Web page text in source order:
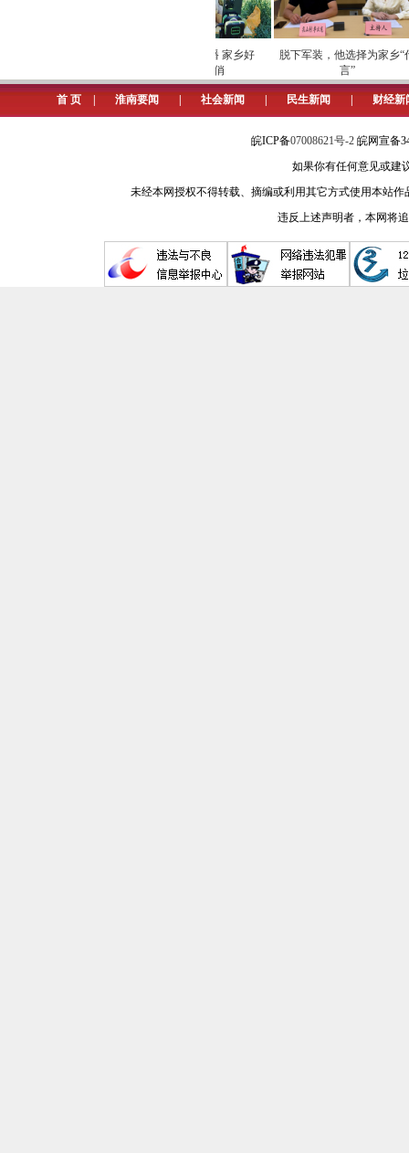
价、如何销售。
面对城乡间的供需脱节，和美乡
村的农产品不再“藏在深闺人未识”。
“俺养的黑毛猪远近闻名，逢年
直播助农，不仅帮着扩大了销路，黑
如今，姚家允的黑毛猪不仅走
镇。他们开展乡村大集直播助农活动
“从田间到大集，从滞销到脱销，
打通了农产品销售的快车道。
劳模下田开直播 家乡好
脱下军装，他选择为家乡“代
言”
首 页 淮南要闻 社会新闻 民生新闻 财经新
皖ICP备07008621号-2 皖网宣备
如果你有任何意见或建
未经本网授权不得转载、摘编或利用其它方式使用本站
违反上述声明者，本网将